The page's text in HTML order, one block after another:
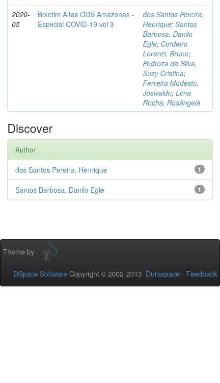
2020-
05
Boletim Altas ODS Amazonas -
Especial COVID-19 vol 3
dos Santos Pereira,
Henrique; Santos
Barbosa, Danilo
Egle; Cordeiro
Lorenzi, Bruno;
Pedroza da Silva,
Suzy Cristina;
Ferreira Modesto,
Josivaldo; Lima
Rocha, Rosângela
Discover
Author
1
dos Santos Pereira, Henrique
1
Santos Barbosa, Danilo Egle
Theme by
DSpace Software Copyright © 2002-2013 Duraspace - Feedback